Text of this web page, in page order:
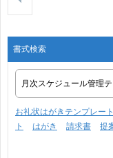
書式検索
お礼状はがきテンプレート
ト
はがき 請求書 提